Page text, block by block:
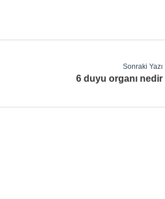
Sonraki Yazı
6 duyu organı nedir